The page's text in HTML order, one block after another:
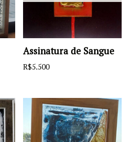
Assinatura de Sangue
R$5.500